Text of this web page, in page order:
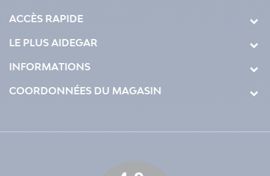
ACCÈS RAPIDE
LE PLUS AIDEGAR
INFORMATIONS
COORDONNÉES DU MAGASIN